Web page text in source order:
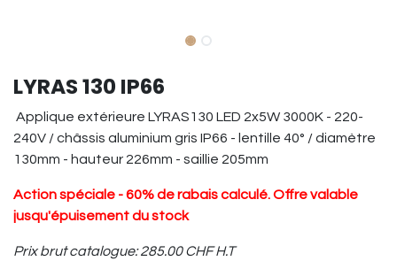
LYRAS 130 IP66
Applique extérieure LYRAS130 LED 2x5W 3000K - 220-
240V / châssis aluminium gris IP66 - lentille 40° / diamètre
130mm - hauteur 226mm - saillie 205mm
Action spéciale - 60% de rabais calculé. Offre valable
jusqu'épuisement du stock
Prix brut catalogue: 285.00 CHF H.T